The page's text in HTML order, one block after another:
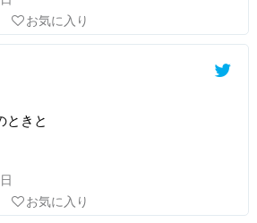
お気に入り
ときと
お気に入り